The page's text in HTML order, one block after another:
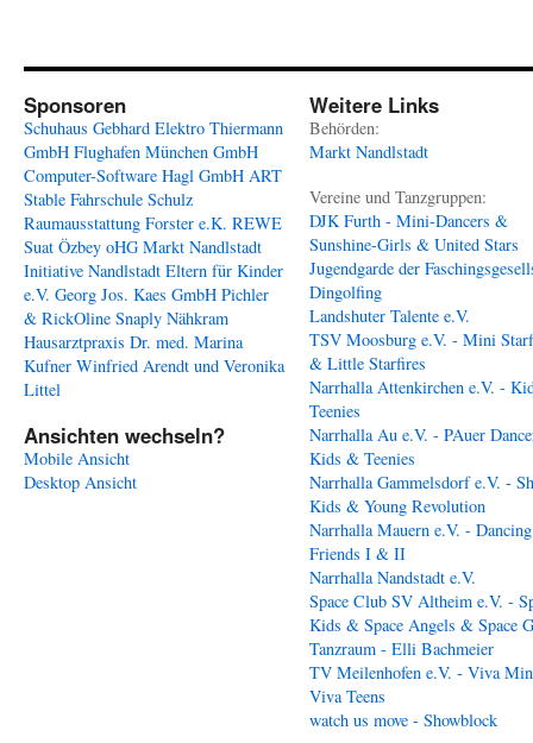
Sponsoren
Schuhaus Gebhard Elektro Thiermann
GmbH Flughafen München GmbH
Computer-Software Hagl GmbH ART
Stable Fahrschule Schulz
Raumausstattung Forster e.K. REWE
Suat Özbey oHG Markt Nandlstadt
Initiative Nandlstadt Eltern für Kinder
e.V. Georg Jos. Kaes GmbH Pichler
& RickOline Snaply Nähkram
Hausarztpraxis Dr. med. Marina
Kufner Winfried Arendt und Veronika
Littel
Ansichten wechseln?
Mobile Ansicht
Desktop Ansicht
Weitere Links
Behörden:
Markt Nandlstadt
Vereine und Tanzgruppen:
DJK Furth - Mini-Dancers &
Sunshine-Girls & United Stars
Jugendgarde der
Dingolfing
Landshuter Talente e.V.
TSV Moosburg e.V. - Mini
& Little Starfires
Narrhalla Attenkirchen e.V. -
Teenies
Narrhalla Au e.V. - PAuer
Kids & Teenies
Narrhalla Gammelsdorf e.V. -
Kids & Young Revolution
Narrhalla Mauern e.V. - Dancing
Friends I & II
Narrhalla Nandstadt e.V.
Space Club SV Altheim e.V. -
Kids & Space Angels & Space
Tanzraum - Elli Bachmeier
TV Meilenhofen e.V. - Viva
Viva Teens
watch us move - Showblock